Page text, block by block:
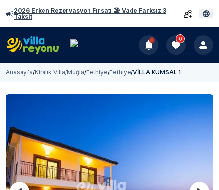
2026 Erken Rezervasyon Fırsatı 🏖️ Vade Farksız 3
Taksit
0
Anasayfa/Kiralık Villa/Muğla/Fethiye/Fethiye/VİLLA KUMSAL 1